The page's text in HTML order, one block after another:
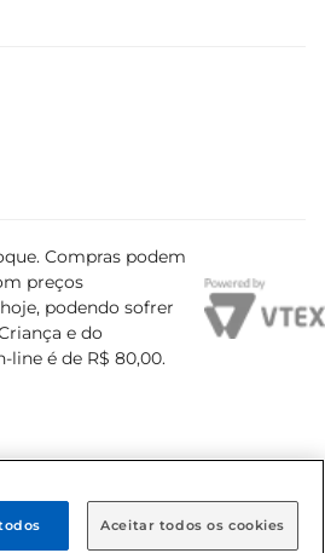
Compras podem
preços
podendo sofrer
e do
line é de R$ 80,00.
Aceitar todos os cookies